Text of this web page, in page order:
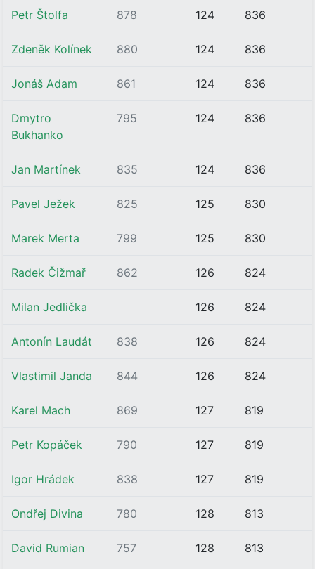
Petr Štolfa 878 124 836
Zdeněk Kolínek 880 124 836
Jonáš Adam 861 124 836
Dmytro
Bukhanko
795 124 836
Jan Martínek 835 124 836
Pavel Ježek 825 125 830
Marek Merta 799 125 830
Radek Čižmař 862 126 824
Milan Jedlička 126 824
Antonín Laudát 838 126 824
Vlastimil Janda 844 126 824
Karel Mach 869 127 819
Petr Kopáček 790 127 819
Igor Hrádek 838 127 819
Ondřej Divina 780 128 813
David Rumian 757 128 813